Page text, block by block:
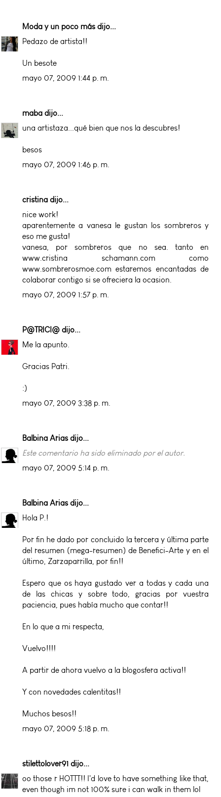
Moda y un poco más dijo...
Pedazo de artista!!
Un besote
mayo 07, 2009 1:44 p. m.
maba dijo...
una artistaza...qué bien que nos la descubres!
besos
mayo 07, 2009 1:46 p. m.
cristina dijo...
nice work!
aparentemente a vanesa le gustan los sombreros y
eso me gusta!
vanesa, por sombreros que no sea. tanto en
www.cristina schamann.com como
www.sombrerosmoe.com estaremos encantadas de
colaborar contigo si se ofreciera la ocasion.
mayo 07, 2009 1:57 p. m.
P@TRICI@ dijo...
Me la apunto.
Gracias Patri.
:)
mayo 07, 2009 3:38 p. m.
Balbina Arias dijo...
Este comentario ha sido eliminado por el autor.
mayo 07, 2009 5:14 p. m.
Balbina Arias dijo...
Hola P.!
Por fin he dado por concluido la tercera y última parte
del resumen (mega-resumen) de Benefici-Arte y en el
último, Zarzaparrilla, por fin!!
Espero que os haya gustado ver a todas y cada una
de las chicas y sobre todo, gracias por vuestra
paciencia, pues había mucho que contar!!
En lo que a mi respecta,
Vuelvo!!!!
A partir de ahora vuelvo a la blogosfera activa!!
Y con novedades calentitas!!
Muchos besos!!
mayo 07, 2009 5:18 p. m.
stilettolover91 dijo...
oo those r HOTTT!! I'd love to have something like that,
even though im not 100% sure i can walk in them lol